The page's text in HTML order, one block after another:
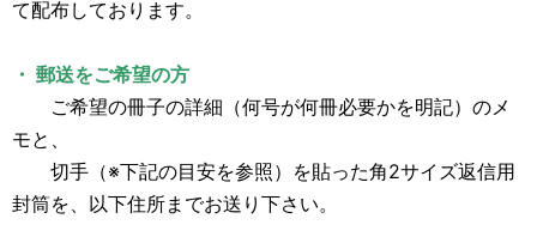
て配布しております。
・ 郵送をご希望の方
ご希望の冊子の詳細（何号が何冊必要かを明記）のメ
モと、
切手（※下記の目安を参照）を貼った角2サイズ返信用
封筒を、以下住所までお送り下さい。